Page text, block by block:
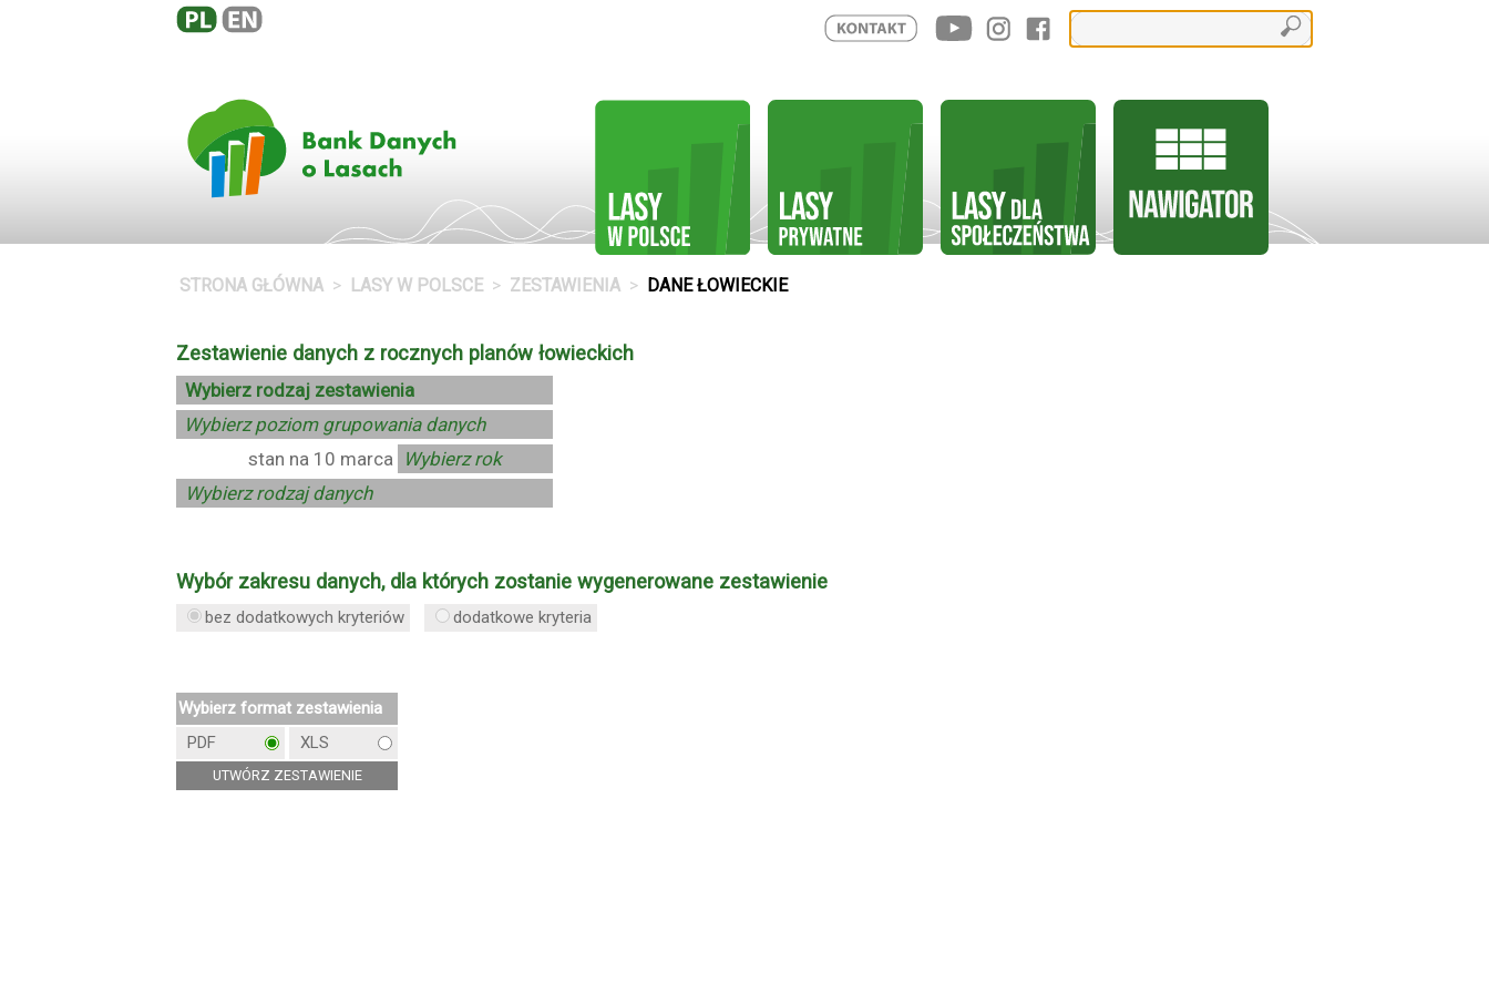
STRONA GŁÓWNA LASY W POLSCE ZESTAWIENIA DANE ŁOWIECKIE